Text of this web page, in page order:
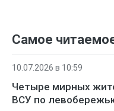
Самое
10.07.2026 в 10:59
Четыре мирных
ВСУ по